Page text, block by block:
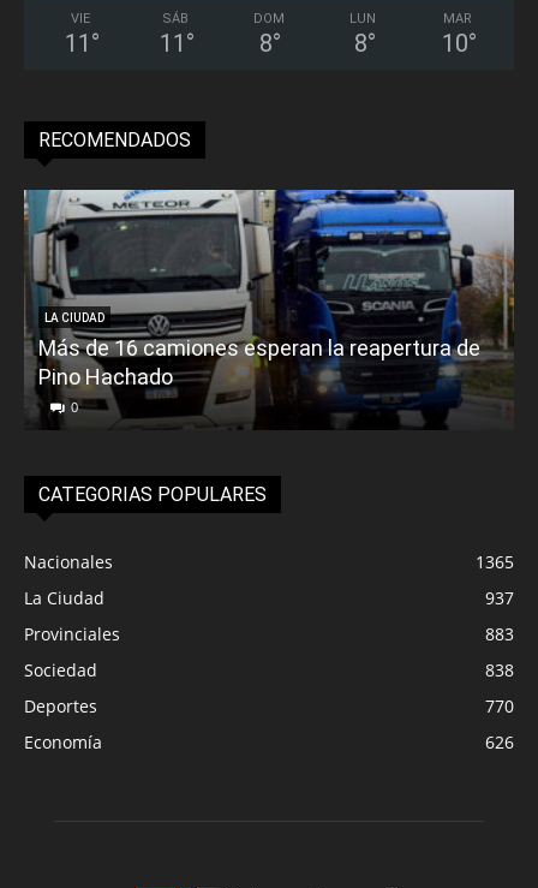
VIE
11 °
SÁB
11 °
DOM
8°
LUN
8°
MAR
10°
RECOMENDADOS
LA CIUDAD
Más de 16 camiones esperan la reapertura de
Pino Hachado
0
CATEGORIAS POPULARES
Nacionales
1365
La Ciudad
937
Provinciales
883
Sociedad
838
Deportes
770
Economía
626